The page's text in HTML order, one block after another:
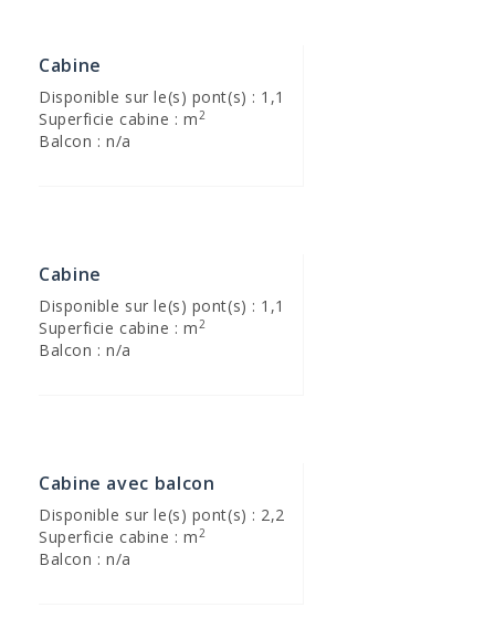
Cabine
Disponible sur le(s) pont(s) : 1,1
Superficie cabine : m 2
Balcon : n/a
Cabine
Disponible sur le(s) pont(s) : 1,1
Superficie cabine : m 2
Balcon : n/a
Cabine avec balcon
Disponible sur le(s) pont(s) : 2,2
Superficie cabine : m 2
Balcon : n/a